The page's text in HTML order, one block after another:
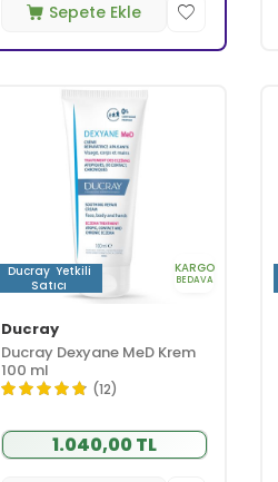
Sepete Ekle
Ducray Yetkili
Satıcı
KARGO
BEDAVA
Ducray
Ducray Dexyane MeD Krem
100 ml
(12)
1.040,00 TL